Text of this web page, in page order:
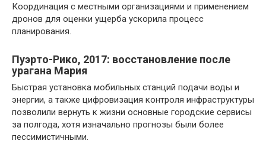
Координация с местными организациями и применением
дронов для оценки ущерба ускорила процесс
планирования.
Пуэрто-Рико, 2017: восстановление после
урагана Мария
Быстрая установка мобильных станций подачи воды и
энергии, а также цифровизация контроля инфраструктуры
позволили вернуть к жизни основные городские сервисы
за полгода, хотя изначально прогнозы были более
пессимистичными.